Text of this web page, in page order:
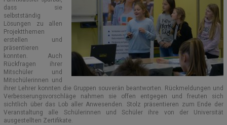
dass sie
selbstständig
Lösungen zu allen
Projektthemen
erstellen und
präsentieren
konnten. Auch
Rückfragen ihrer
Mitschüler und
Mitschülerinnen und
ihrer Lehrer konnten die Gruppen souverän beantworten. Rückmeldungen und
Verbesserungsvorschläge nahmen sie offen entgegen und freuten sich
sichtlich über das Lob aller Anwesenden. Stolz präsentieren zum Ende der
Veranstaltung alle Schülerinnen und Schüler ihre von der Universität
ausgestellten Zertifikate.